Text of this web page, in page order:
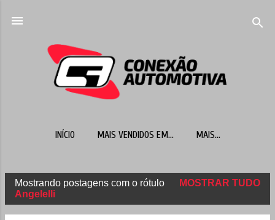
INÍCIO MAIS VENDIDOS EM... MAIS…
o
Mostrando postagens com o rótulo
Angelelli
MOSTRAR TUDO